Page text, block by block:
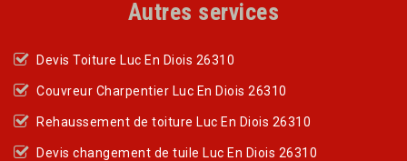
Autres services
Devis Toiture Luc En Diois 26310
Couvreur Charpentier Luc En Diois 26310
Rehaussement de toiture Luc En Diois 26310
Devis changement de tuile Luc En Diois 26310